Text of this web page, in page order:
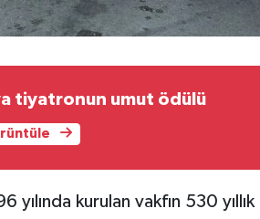
tiyatronun umut ödülü
kurulan vakfın 530 yıllık